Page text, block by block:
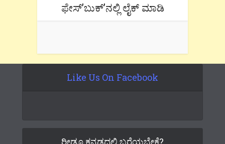
ಫೇಸ್’ಬುಕ್’ನಲ್ಲಿ ಲೈಕ್ ಮಾಡಿ
Like Us On Facebook
ರೀಡೂ ಕನ್ನಡದಲ್ಲಿ ಬರೆಯಬೇಕೆ?